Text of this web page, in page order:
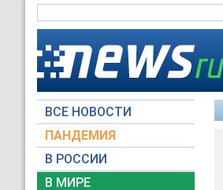
ВСЕ НОВОСТИ
ПАНДЕМИЯ
В РОССИИ
В МИРЕ